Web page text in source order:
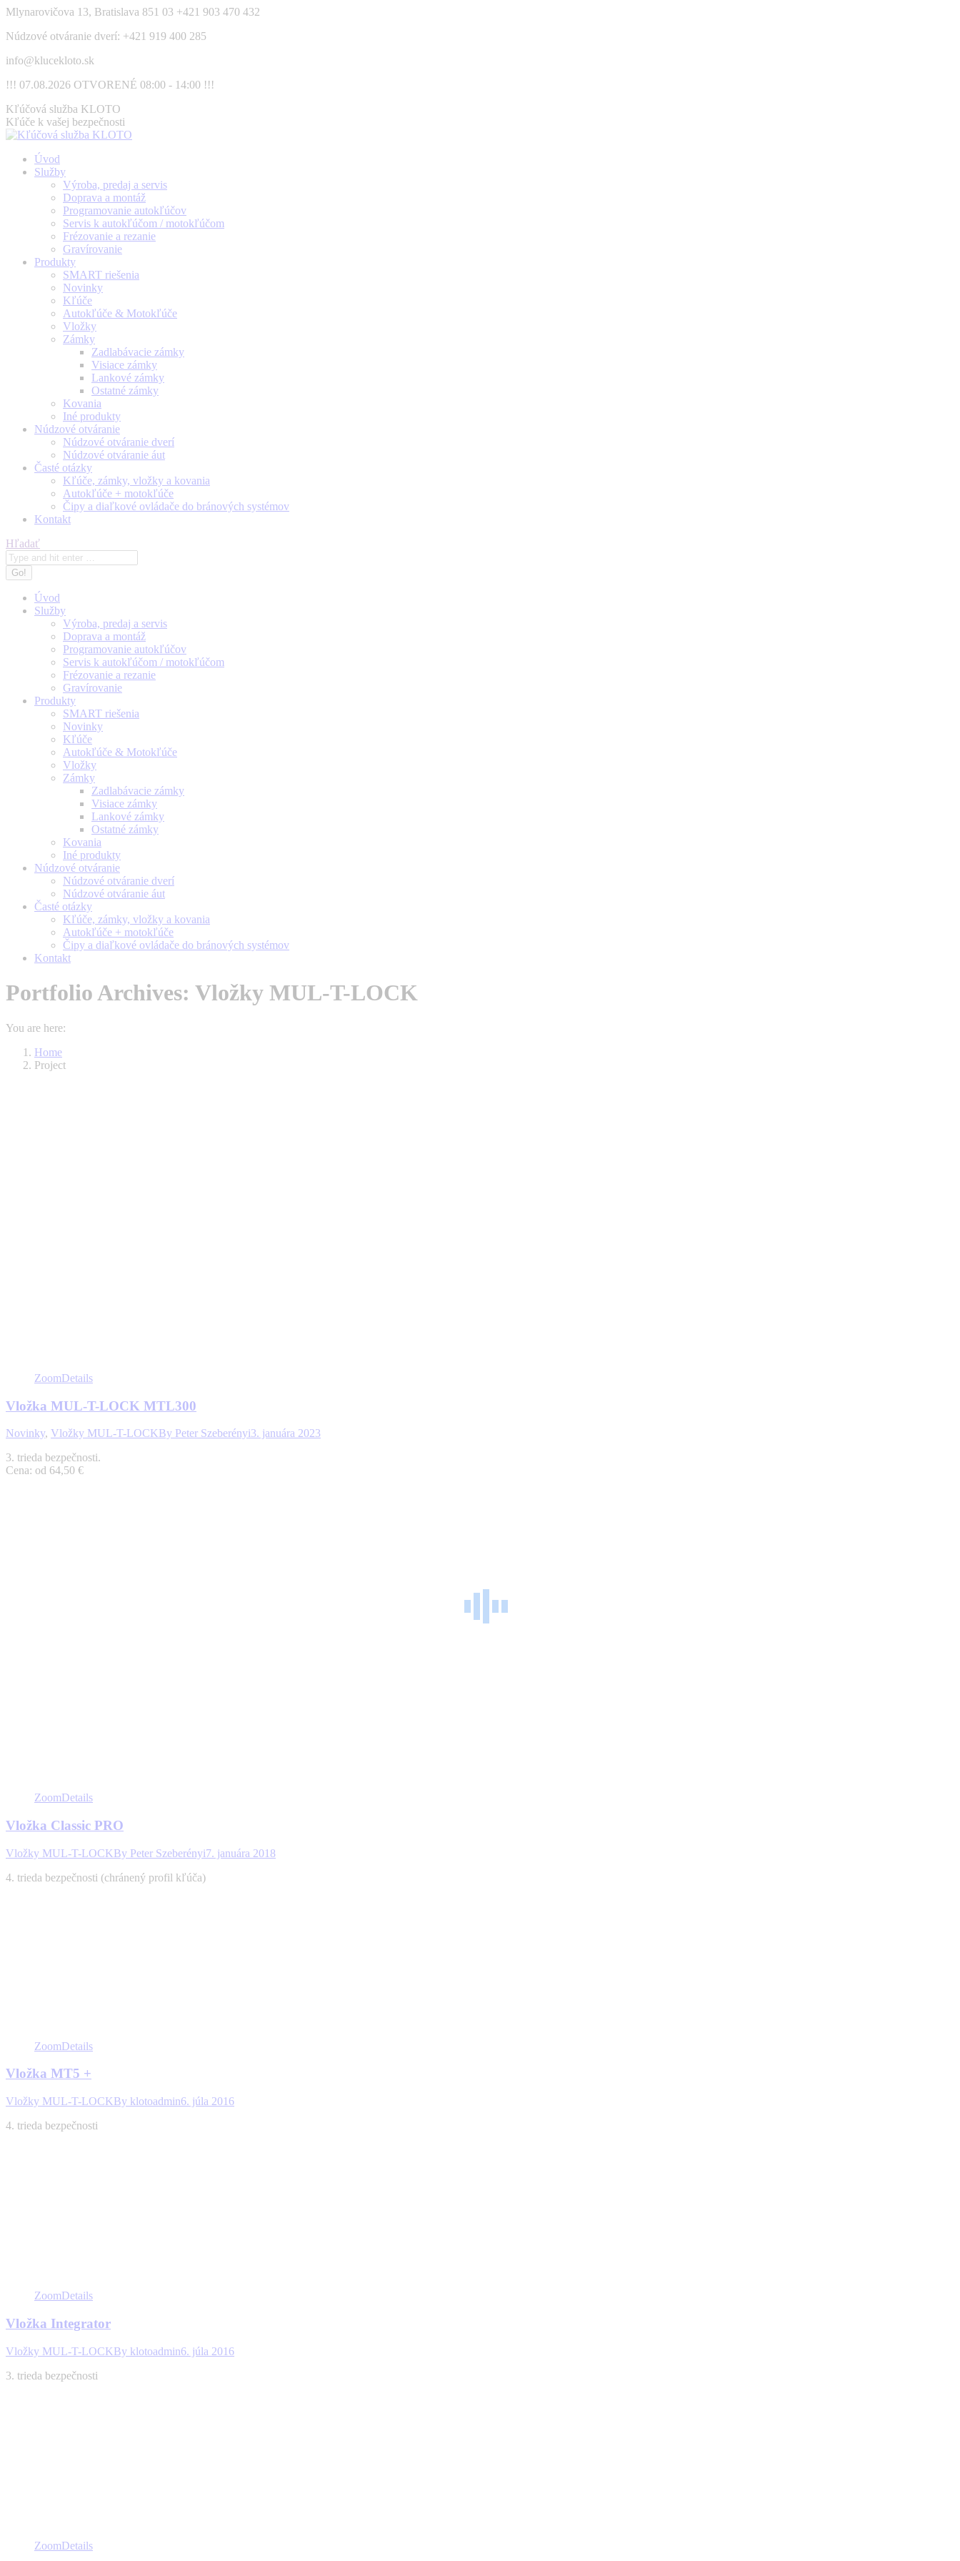
Skip
content
Mlynarovičova 13, Bratislava 851 03 +421 903 470 432
Núdzové otváranie dverí: +421 919 400 285
info@klucekloto.sk
!!! 07.08.2026 OTVORENÉ 08:00 - 14:00 !!!
Facebook
page
opens
new
window
Kľúčová služba KLOTO
Kľúče k vašej bezpečnosti
Úvod
Služby
Výroba, predaj a servis
Doprava a montáž
Programovanie autokľúčov
Servis k autokľúčom / motokľúčom
Frézovanie a rezanie
Gravírovanie
Produkty
SMART riešenia
Novinky
Kľúče
Autokľúče & Motokľúče
Vložky
Zámky
Zadlabávacie zámky
Visiace zámky
Lankové zámky
Ostatné zámky
Kovania
Iné produkty
Núdzové otváranie
Núdzové otváranie dverí
Núdzové otváranie áut
Časté otázky
Kľúče, zámky, vložky a kovania
Autokľúče + motokľúče
Čipy a diaľkové ovládače do bránových systémov
Kontakt
Search:
Hľadať
Úvod
Služby
Výroba, predaj a servis
Doprava a montáž
Programovanie autokľúčov
Servis k autokľúčom / motokľúčom
Frézovanie a rezanie
Gravírovanie
Produkty
SMART riešenia
Novinky
Kľúče
Autokľúče & Motokľúče
Vložky
Zámky
Zadlabávacie zámky
Visiace zámky
Lankové zámky
Ostatné zámky
Kovania
Iné produkty
Núdzové otváranie
Núdzové otváranie dverí
Núdzové otváranie áut
Časté otázky
Kľúče, zámky, vložky a kovania
Autokľúče + motokľúče
Čipy a diaľkové ovládače do bránových systémov
Kontakt
Portfolio Archives: Vložky MUL-T-LOCK
You are here:
Home
Project
ZoomDetails
Vložka MUL-T-LOCK MTL300
Novinky, Vložky MUL-T-LOCKBy Peter Szeberényi3. januára 2023
3. trieda bezpečnosti.
Cena: od 64,50 €
ZoomDetails
Vložka Classic PRO
Vložky MUL-T-LOCKBy Peter Szeberényi7. januára 2018
4. trieda bezpečnosti (chránený profil kľúča)
ZoomDetails
Vložka MT5 +
Vložky MUL-T-LOCKBy klotoadmin6. júla 2016
4. trieda bezpečnosti
ZoomDetails
Vložka Integrator
Vložky MUL-T-LOCKBy klotoadmin6. júla 2016
3. trieda bezpečnosti
ZoomDetails